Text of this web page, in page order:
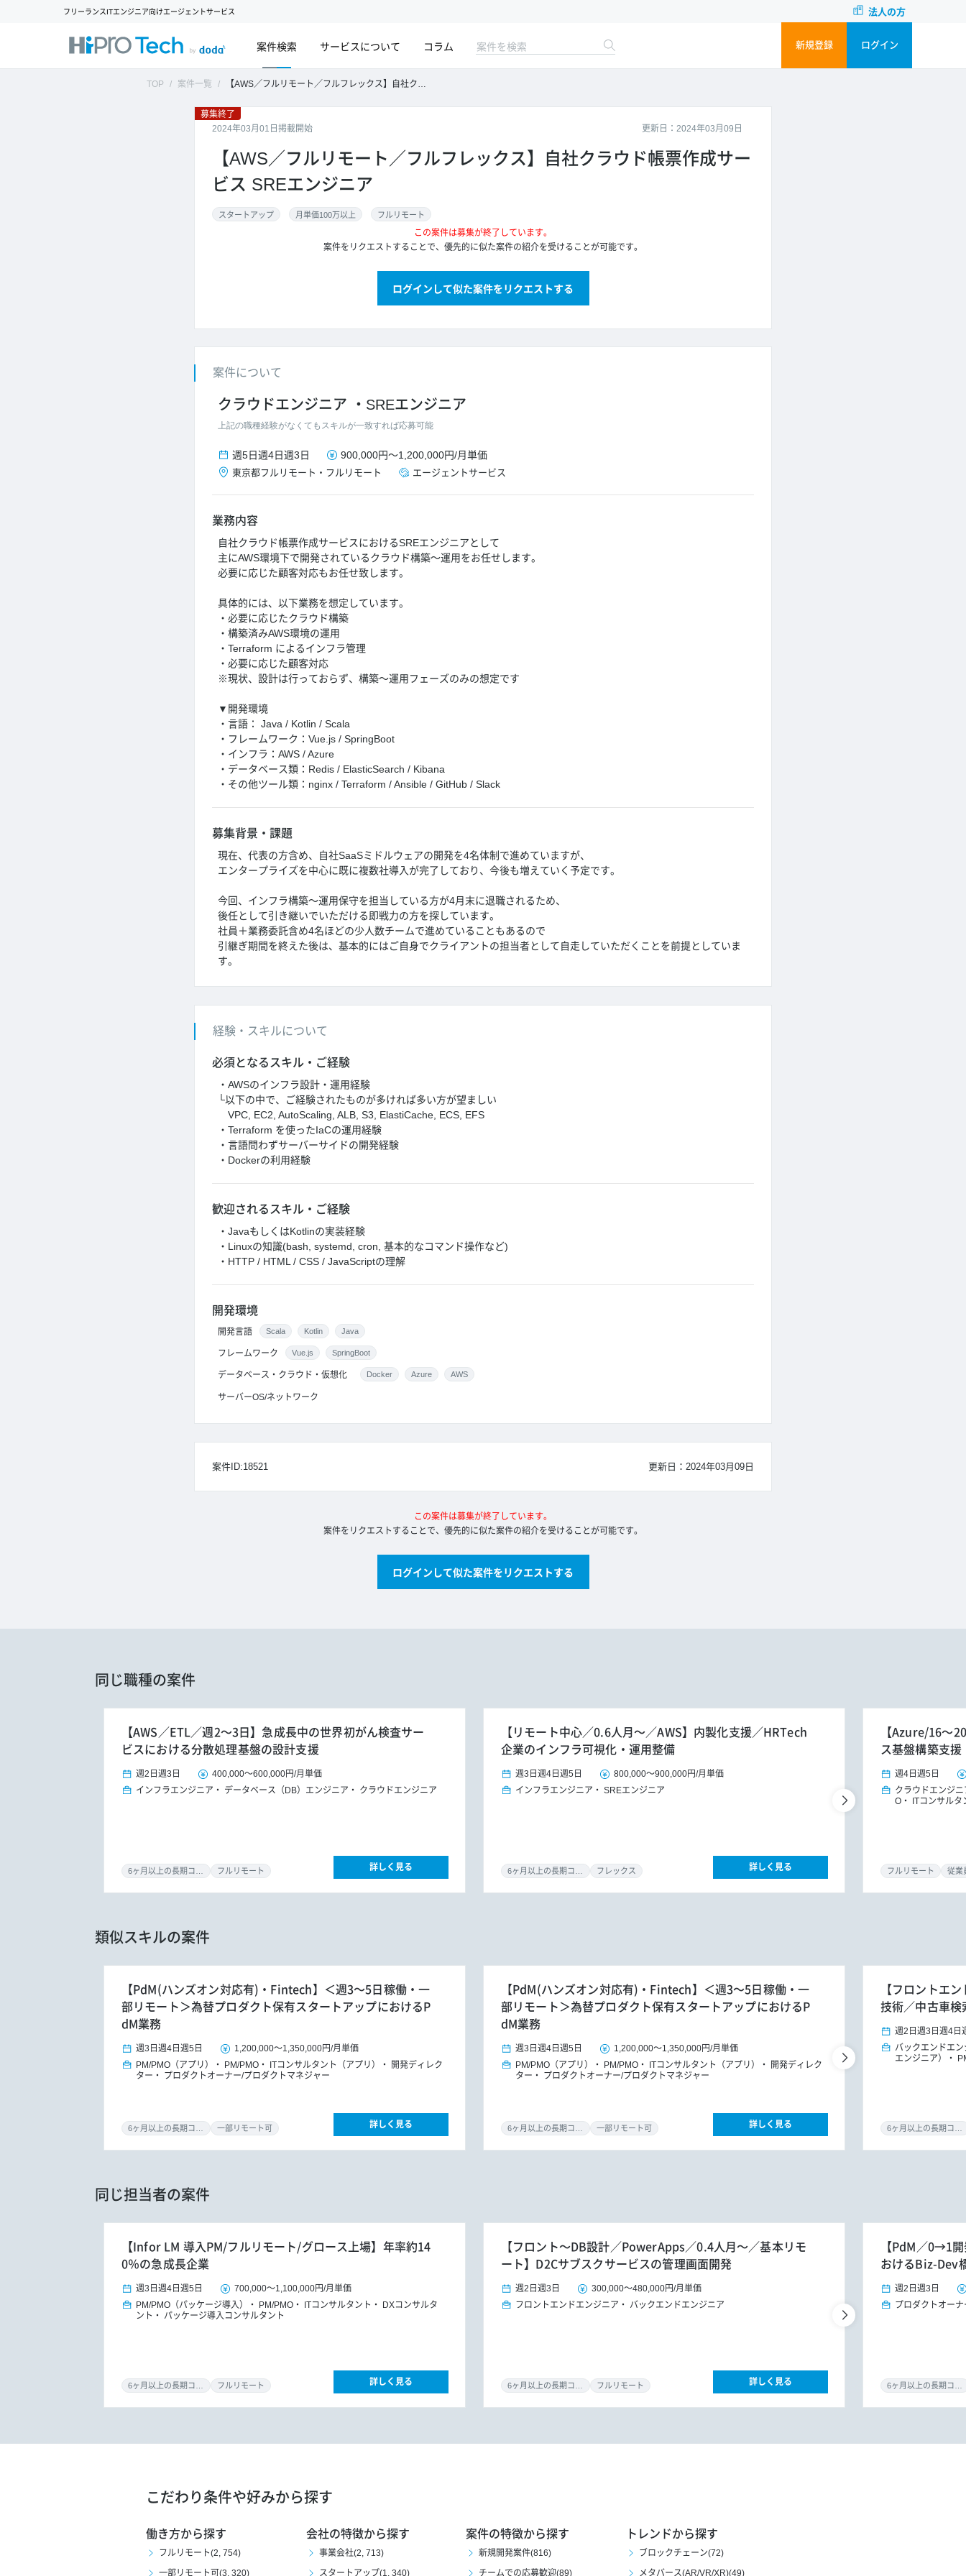
フリーランスITエンジニア向けエージェントサービス 法人の方
新規登録 ログイン
案件検索 サービスについて コラム
TOP 案件一覧 【AWS／フルリモート／フルフレックス】自社クラウド帳票作成サービス SREエンジニア
更新日：2024年03月09日
募集終了
2024年03月01日掲載開始
【AWS／フルリモート／フルフレックス】自社クラウド帳票作成サー
ビス SREエンジニア
スタートアップ 月単価100万以上 フルリモート
この案件は募集が終了しています。
案件をリクエストすることで、優先的に似た案件の紹介を受けることが可能です。
ログインして似た案件をリクエストする
案件について
クラウドエンジニア SREエンジニア
上記の職種経験がなくてもスキルが一致すれば応募可能
週5日週4日週3日 900,000円～1,200,000円/月単価
東京都フルリモート ・ フルリモート エージェントサービス
業務内容
自社クラウド帳票作成サービスにおけるSREエンジニアとして
主にAWS環境下で開発されているクラウド構築～運用をお任せします。
必要に応じた顧客対応もお任せ致します。
具体的には、以下業務を想定しています。
・必要に応じたクラウド構築
・構築済みAWS環境の運用
・Terraform によるインフラ管理
・必要に応じた顧客対応
※現状、設計は行っておらず、構築～運用フェーズのみの想定です
▼開発環境
・言語： Java / Kotlin / Scala
・フレームワーク：Vue.js / SpringBoot
・インフラ：AWS / Azure
・データベース類：Redis / ElasticSearch / Kibana
・その他ツール類：nginx / Terraform / Ansible / GitHub / Slack
募集背景・課題
現在、代表の方含め、自社SaaSミドルウェアの開発を4名体制で進めていますが、
エンタープライズを中心に既に複数社導入が完了しており、今後も増えていく予定です。
今回、インフラ構築～運用保守を担当している方が4月末に退職されるため、
後任として引き継いでいただける即戦力の方を探しています。
社員＋業務委託含め4名ほどの少人数チームで進めていることもあるので
引継ぎ期間を終えた後は、基本的にはご自身でクライアントの担当者として自走していただくことを前提としていま
す。
経験・スキルについて
必須となるスキル・ご経験
・AWSのインフラ設計・運用経験
└以下の中で、ご経験されたものが多ければ多い方が望ましい
VPC, EC2, AutoScaling, ALB, S3, ElastiCache, ECS, EFS
・Terraform を使ったIaCの運用経験
・言語問わずサーバーサイドの開発経験
・Dockerの利用経験
歓迎されるスキル・ご経験
・JavaもしくはKotlinの実装経験
・Linuxの知識(bash, systemd, cron, 基本的なコマンド操作など)
・HTTP / HTML / CSS / JavaScriptの理解
開発環境
開発言語 Scala Kotlin Java
フレームワーク Vue.js SpringBoot
データベース・クラウド・仮想化 Docker Azure AWS
サーバーOS/ネットワーク
更新日：2024年03月09日
案件ID:18521
この案件は募集が終了しています。
案件をリクエストすることで、優先的に似た案件の紹介を受けることが可能です。
ログインして似た案件をリクエストする
同じ職種の案件
【AWS／ETL／週2～3日】急成長中の世界初がん検査サー
ビスにおける分散処理基盤の設計支援
週2日 週3日 400,000～600,000円/月単価
インフラエンジニア
データベース（DB）エンジニア クラウドエンジニア
フルリモート 詳しく見る
【リモート中心／0.6人月～／AWS】内製化支援／HRTech
企業のインフラ可視化・運用整備
週3日 週4日 週5日 800,000～900,000円/月単価
インフラエンジニア
SREエンジニア
フレックス 詳しく見る
【Azure/16～
ス基盤構築支援
週4日 週5日
クラウドエンジニ
O
ITコンサル
フルリモート 従業
類似スキルの案件
【PdM(ハンズオン対応有)・Fintech】＜週3～5日稼働・一
部リモート＞為替プロダクト保有スタートアップにおけるP
dM業務
週3日 週4日 週5日 1,200,000～1,350,000円/月単価
PM/PMO（アプリ）
PM/PMO ITコンサルタント（アプリ）
開発ディレク
ター
プロダクトオーナー/プロダクトマネジャー
一部リモート可 詳しく見る
【PdM(ハンズオン対応有)・Fintech】＜週3～5日稼働・一
部リモート＞為替プロダクト保有スタートアップにおけるP
dM業務
週3日 週4日 週5日 1,200,000～1,350,000円/月単価
PM/PMO（アプリ）
PM/PMO ITコンサルタント（アプリ）
開発ディレク
ター
プロダクトオーナー/プロダクトマネジャー
一部リモート可 詳しく見る
【フロントエ
技術／中古車
週2日 週3日 週4日
バックエンドエン
エンジニア）
同じ担当者の案件
【Infor LM 導入PM/フルリモート/グロース上場】年率約14
0％の急成長企業
週3日 週4日 週5日 700,000～1,100,000円/月単価
PM/PMO（パッケージ導入）
PM/PMO ITコンサルタント
DXコンサルタ
ント
パッケージ導入コンサルタント
フルリモート 詳しく見る
【フロント～DB設計／PowerApps／0.4人月～／基本リモ
ート】D2Cサブスクサービスの管理画面開発
週2日 週3日 300,000～480,000円/月単価
フロントエンドエンジニア
バックエンドエンジニア
フルリモート 詳しく見る
【PdM／0→1
おけるBiz-Dev
週2日 週3日
プロダクトオー
こだわり条件や好みから探す
働き方から探す
フルリモート(2, 754)
一部リモート可(3, 320)
会社の特徴から探す
事業会社(2, 713)
スタートアップ(1, 340)
案件の特徴から探す
新規開発案件(816)
チームでの応募歓迎(89)
トレンドから探す
ブロックチェーン(72)
メタバース(AR/VR/XR)(49)